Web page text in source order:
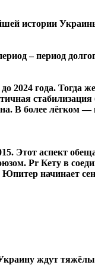
истории
период – период
2024 года. Тогда
стабилизация
В более лёгком
Этот аспект
Pr Кету в
Юпитер начинает
ждут